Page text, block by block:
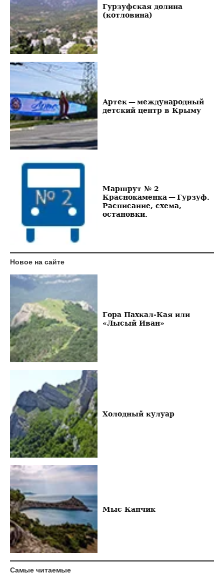
Гурзуфская долина
(котловина)
Артек — международный
детский центр в Крыму
Маршрут № 2
Краснокаменка — Гурзуф.
Расписание, схема,
остановки.
Новое на сайте
Гора Пахкал-Кая или
«Лысый Иван»
Холодный кулуар
Мыс Капчик
Самые читаемые